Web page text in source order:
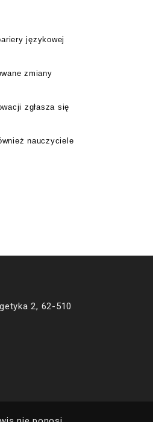
językowej
zmiany
zgłasza się
nauczyciele
2, 62-510